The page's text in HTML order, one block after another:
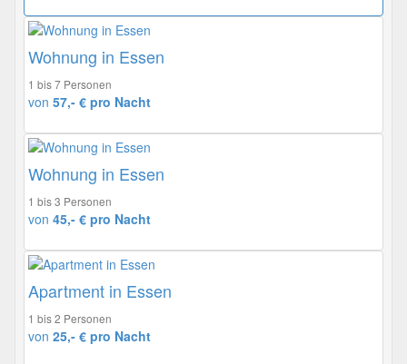
Wohnung in Essen
1 bis 7 Personen
von 57,- € pro Nacht
Wohnung in Essen
1 bis 3 Personen
von 45,- € pro Nacht
Apartment in Essen
1 bis 2 Personen
von 25,- € pro Nacht